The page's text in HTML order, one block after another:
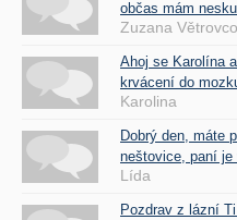
občas mám
Zuzana
Ahoj se Karolína
krvácení do
Karolina
Dobrý den, máte
neštovice, paní
Lída
Pozdrav z lázní